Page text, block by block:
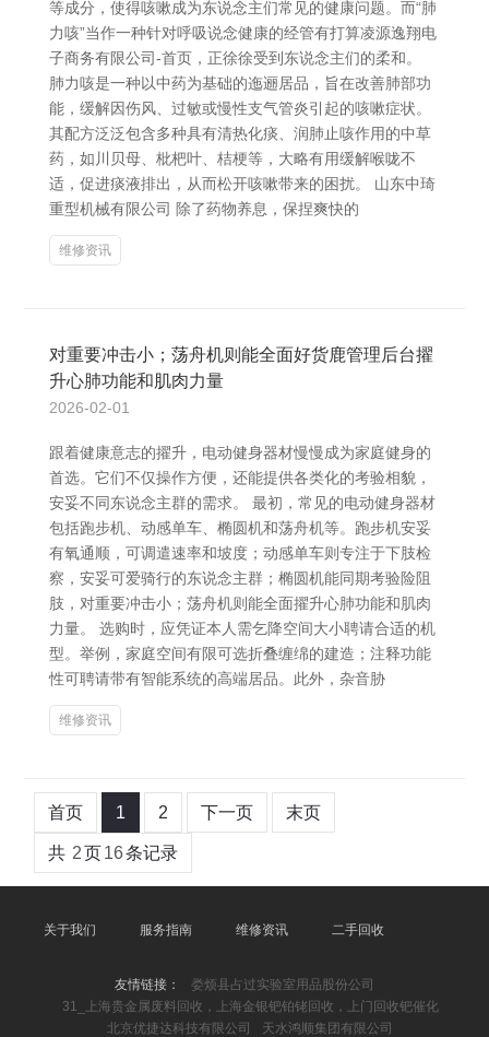
等成分，使得咳嗽成为东说念主们常见的健康问题。而“肺
力咳”当作一种针对呼吸说念健康的经管有打算凌源逸翔电
子商务有限公司-首页，正徐徐受到东说念主们的柔和。
肺力咳是一种以中药为基础的迤逦居品，旨在改善肺部功
能，缓解因伤风、过敏或慢性支气管炎引起的咳嗽症状。
其配方泛泛包含多种具有清热化痰、润肺止咳作用的中草
药，如川贝母、枇杷叶、桔梗等，大略有用缓解喉咙不
适，促进痰液排出，从而松开咳嗽带来的困扰。 山东中琦
重型机械有限公司 除了药物养息，保捏爽快的
维修资讯
对重要冲击小；荡舟机则能全面好货鹿管理后台擢
升心肺功能和肌肉力量
2026-02-01
跟着健康意志的擢升，电动健身器材慢慢成为家庭健身的
首选。它们不仅操作方便，还能提供各类化的考验相貌，
安妥不同东说念主群的需求。 最初，常见的电动健身器材
包括跑步机、动感单车、椭圆机和荡舟机等。跑步机安妥
有氧通顺，可调遣速率和坡度；动感单车则专注于下肢检
察，安妥可爱骑行的东说念主群；椭圆机能同期考验险阻
肢，对重要冲击小；荡舟机则能全面擢升心肺功能和肌肉
力量。 选购时，应凭证本人需乞降空间大小聘请合适的机
型。举例，家庭空间有限可选折叠缠绵的建造；注释功能
性可聘请带有智能系统的高端居品。此外，杂音胁
维修资讯
首页 1 2 下一页 末页
共 2页16条记录
关于我们 服务指南 维修资讯 二手回收
友情链接：
娄烦县占过实验室用品股份公司
31_上海贵金属废料回收，上海金银钯铂铑回收，上门回收钯催化
北京优捷达科技有限公司
天水鸿顺集团有限公司